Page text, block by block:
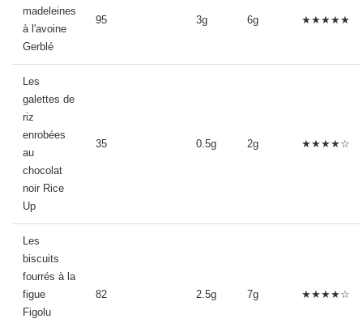
madeleines
à l'avoine
Gerblé
95 3g 6g ★★★★★
Les
galettes de
riz
enrobées
au
chocolat
noir Rice
Up
35 0.5g 2g ★★★★☆
Les
biscuits
fourrés à la
figue
Figolu
82 2.5g 7g ★★★★☆